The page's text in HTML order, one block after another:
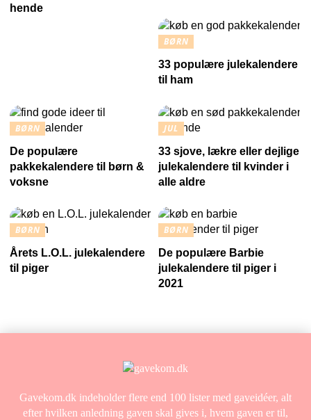
hende
BØRN
33 populære julekalendere
til ham
BØRN
De populære
pakkekalendere til børn &
voksne
JUL
33 sjove, lækre eller dejlige
julekalendere til kvinder i
alle aldre
BØRN
Årets L.O.L. julekalendere
til piger
BØRN
De populære Barbie
julekalendere til piger i
2021
Gavekom.dk indeholder flere end 100 lister med gaveidéer, alt
efter hvilken anledning gaven skal gives i, hvem gaven er til,